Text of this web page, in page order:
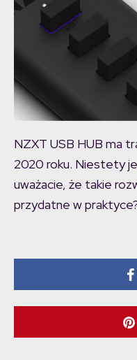
NZXT USB HUB ma
2020 roku. Niestety
uważacie, że takie
przydatne w